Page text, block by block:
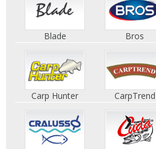
Blade Bros
Carp Hunter CarpTrend